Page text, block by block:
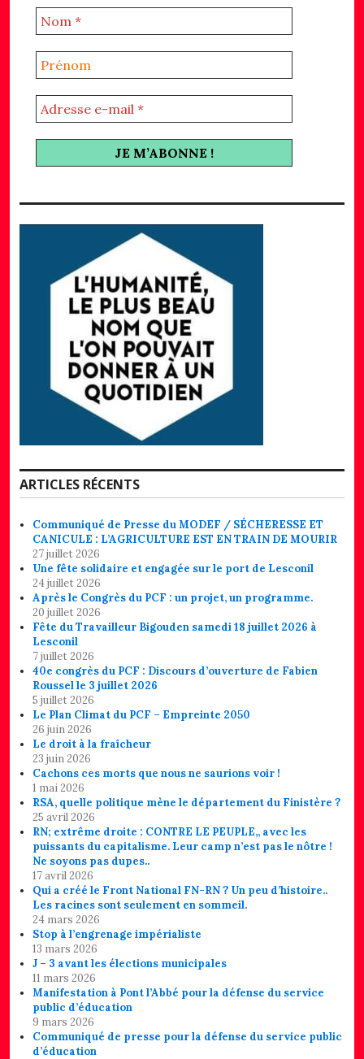
ARTICLES RÉCENTS
Communiqué de Presse du MODEF / SÉCHERESSE ET
CANICULE : L’AGRICULTURE EST EN TRAIN DE MOURIR
27 juillet 2026
Une fête solidaire et engagée sur le port de Lesconil
24 juillet 2026
Après le Congrès du PCF : un projet, un programme.
20 juillet 2026
Fête du Travailleur Bigouden samedi 18 juillet 2026 à
Lesconil
7 juillet 2026
40e congrès du PCF : Discours d’ouverture de Fabien
Roussel le 3 juillet 2026
5 juillet 2026
Le Plan Climat du PCF – Empreinte 2050
26 juin 2026
Le droit à la fraîcheur
23 juin 2026
Cachons ces morts que nous ne saurions voir !
1 mai 2026
RSA, quelle politique mène le département du Finistère ?
25 avril 2026
RN; extrême droite : CONTRE LE PEUPLE,, avec les
puissants du capitalisme. Leur camp n’est pas le nôtre !
Ne soyons pas dupes..
17 avril 2026
Qui a créé le Front National FN-RN ? Un peu d’histoire..
Les racines sont seulement en sommeil.
24 mars 2026
Stop à l’engrenage impérialiste
13 mars 2026
J – 3 avant les élections municipales
11 mars 2026
Manifestation à Pont l’Abbé pour la défense du service
public d’éducation
9 mars 2026
Communiqué de presse pour la défense du service public
d’éducation